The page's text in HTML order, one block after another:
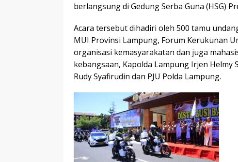
berlangsung di Gedung Serba Guna (HSG)
Acara tersebut dihadiri oleh 500 tamu
MUI Provinsi Lampung, Forum Kerukunan
organisasi kemasyarakatan dan juga
kebangsaan, Kapolda Lampung Irjen Helmy
Rudy Syafirudin dan PJU Polda Lampung.